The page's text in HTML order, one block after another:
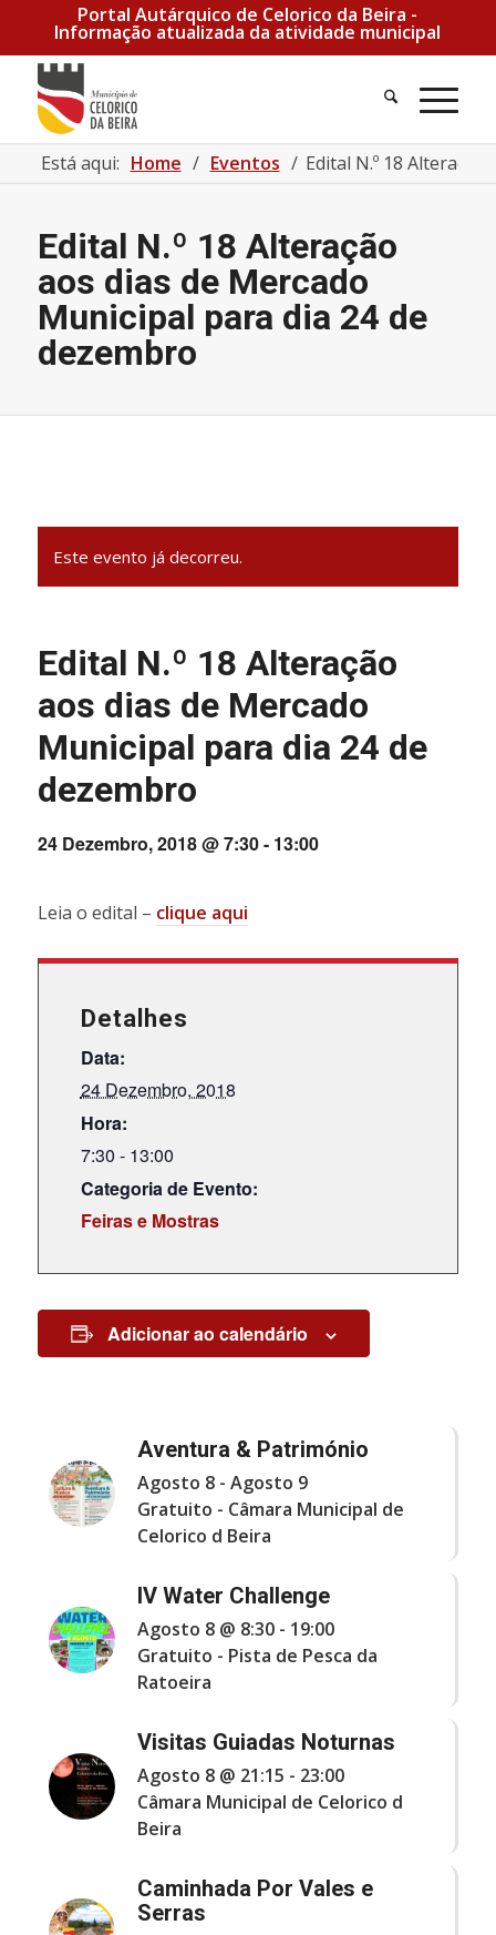
Portal Autárquico de Celorico da Beira -
Informação atualizada da atividade municipal
Está aqui: Home / Eventos / Edital N.º 18
Edital N.º 18 Alteração
aos dias de Mercado
Municipal para dia 24 de
dezembro
Este evento já decorreu.
Edital N.º 18 Alteração
aos dias de Mercado
Municipal para dia 24 de
dezembro
24 Dezembro, 2018 @ 7:30- 13:00
Leia o edital – clique aqui
Detalhes
Data:
24 Dezembro, 2018
Hora:
7:30 - 13:00
Categoria de Evento:
Feiras e Mostras
Adicionar ao calendário
Aventura & Património
Agosto 8- Agosto 9
Gratuito - Câmara Municipal de
Celorico d Beira
IV Water Challenge
Agosto 8 @ 8:30- 19:00
Gratuito - Pista de Pesca da
Ratoeira
Visitas Guiadas Noturnas
Agosto 8 @ 21:15 - 23:00
Câmara Municipal de Celorico d
Beira
Caminhada Por Vales e
Serras